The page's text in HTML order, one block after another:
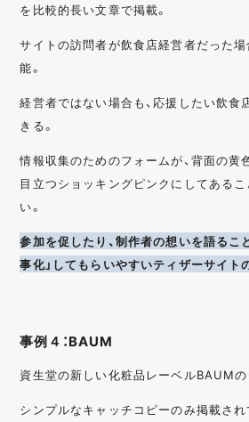
を比較的長い文章で掲載。
サイトの訪問者が飲食店経営者だった
能。
経営者ではない場合も、応援したい飲食
きる。
情報収集のためのフォームが、背面の黄
目立つショッキングピンクにしてあるこ
い。
参加を促したり、制作者の想いを語るこ
事化」してもらいやすいティザーサイト
事例４：BAUM
資生堂の新しい化粧品レーベルBAUMの
シンプルなキャッチコピーのみ掲載され